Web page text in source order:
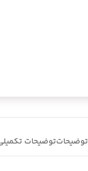
توضیحاتتوضیحات